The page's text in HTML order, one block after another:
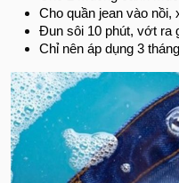
Cho quần jean vào nồi,
Đun sôi 10 phút, vớt ra
Chỉ nên áp dụng 3